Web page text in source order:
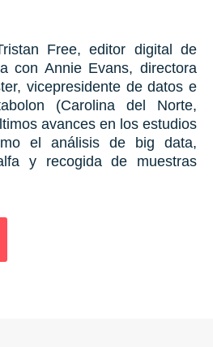
Free, editor digital de
con Annie Evans, directora
vicepresidente de datos e
(Carolina del Norte,
avances en los estudios
el análisis de big data,
y recogida de muestras